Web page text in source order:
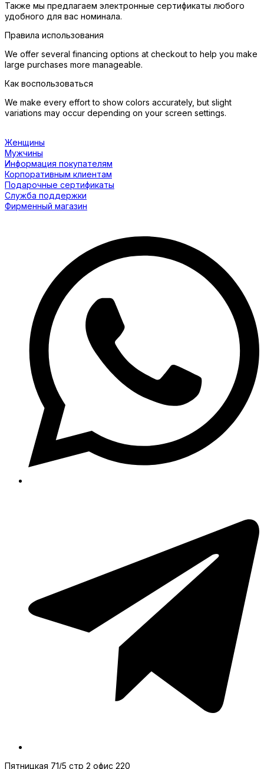
Также мы предлагаем электронные сертификаты любого
удобного для вас номинала.
Правила использования
We offer several financing options at checkout to help you make
large purchases more manageable.
Как воспользоваться
We make every effort to show colors accurately, but slight
variations may occur depending on your screen settings.
Женщины
Мужчины
Информация покупателям
Корпоративным клиентам
Подарочные сертификаты
Служба поддержки
Фирменный магазин
Пятницкая 71/5 стр 2 офис 220